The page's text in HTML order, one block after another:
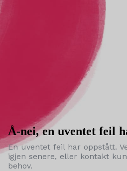
Å-nei, en uventet feil
En uventet feil har oppstått.
igjen senere, eller kontakt
behov.